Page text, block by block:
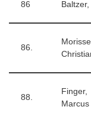
86
86.
88.
Finger,
Marcus